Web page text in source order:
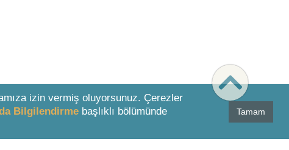
izin vermiş oluyorsunuz. Çerezler
Bilgilendirme başlıklı bölümünde
Tamam